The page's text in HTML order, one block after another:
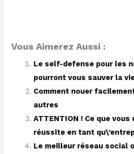
Vous Aimerez Aussi :
Le self-defense pour les
pourront vous sauver la
Comment nouer
autres
ATTENTION ! Ce que
réussite en tant
Le meilleur réseau social